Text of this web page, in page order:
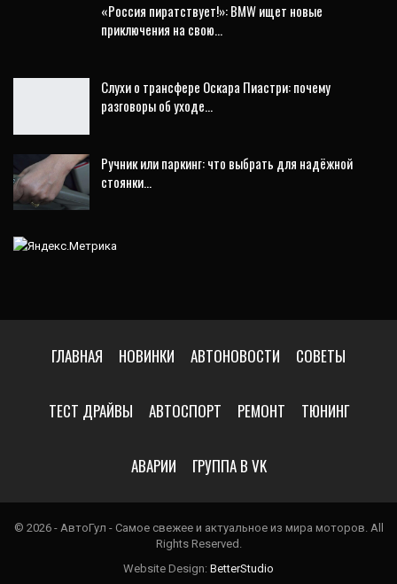
«Россия пиратствует!»: BMW ищет новые
приключения на свою…
Слухи о трансфере Оскара Пиастри: почему
разговоры об уходе…
Ручник или паркинг: что выбрать для надёжной
стоянки…
ГЛАВНАЯ НОВИНКИ АВТОНОВОСТИ СОВЕТЫ
ТЕСТ ДРАЙВЫ АВТОСПОРТ РЕМОНТ ТЮНИНГ
АВАРИИ ГРУППА В VK
© 2026 - АвтоГул - Самое свежее и актуальное из мира моторов. All
Rights Reserved.
Website Design: BetterStudio